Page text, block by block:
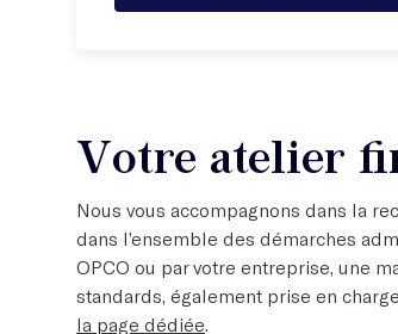
Votre atelier
Nous vous accompagnons dans la
dans l’ensemble des démarches
OPCO ou par votre entreprise, une
standards, également prise en
la page dédiée.